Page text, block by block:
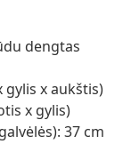
dengtas
gylis x aukštis)
x gylis)
37 cm